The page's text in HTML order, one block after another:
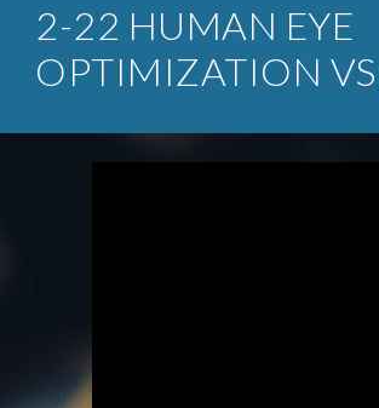
2-22 HUMAN EYE
OPTIMIZATION VS